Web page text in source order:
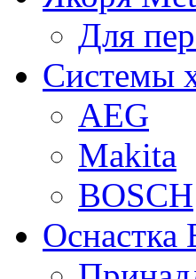
Для
Системы
AEG
Makita
BOSCH
Оснастка